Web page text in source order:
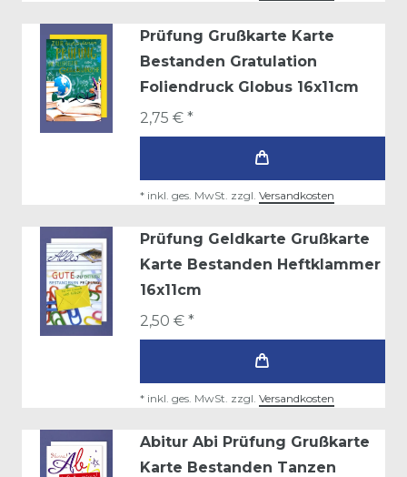
Prüfung Grußkarte Karte
Bestanden Gratulation
Foliendruck Globus 16x11cm
2,75 € *
* inkl. ges. MwSt. zzgl. Versandkosten
Prüfung Geldkarte Grußkarte
Karte Bestanden Heftklammer
16x11cm
2,50 € *
* inkl. ges. MwSt. zzgl. Versandkosten
Abitur Abi Prüfung Grußkarte
Karte Bestanden Tanzen